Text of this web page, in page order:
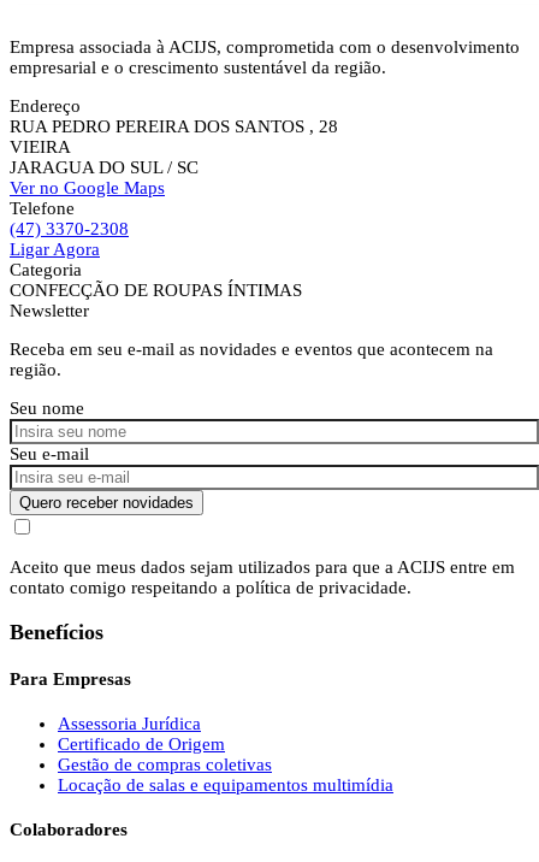
Empresa associada à ACIJS, comprometida com o desenvolvimento
empresarial e o crescimento sustentável da região.
Endereço
RUA PEDRO PEREIRA DOS SANTOS , 28
VIEIRA
JARAGUA DO SUL / SC
Ver no Google Maps
Telefone
(47) 3370-2308
Ligar Agora
Categoria
CONFECÇÃO DE ROUPAS ÍNTIMAS
Newsletter
Receba em seu e-mail as novidades e eventos que acontecem na
região.
Seu nome
Seu e-mail
Quero receber novidades
Aceito que meus dados sejam utilizados para que a ACIJS entre em
contato comigo respeitando a política de privacidade.
Benefícios
Para Empresas
Assessoria Jurídica
Certificado de Origem
Gestão de compras coletivas
Locação de salas e equipamentos multimídia
Colaboradores